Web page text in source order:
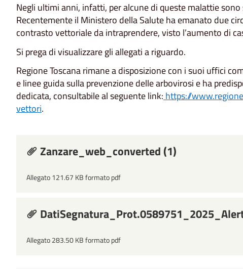
Negli ultimi anni, infatti, per alcune di queste malattie
Recentemente il Ministero della Salute ha emanato due
contrasto vettoriale da intraprendere, visto l’aumento di
Si prega di visualizzare gli allegati a riguardo.
Regione Toscana rimane a disposizione con i suoi uffici
e linee guida sulla prevenzione delle arbovirosi e ha
dedicata, consultabile al seguente link: https://
vettori.
Zanzare_web_converted (1)
Allegato 121.67 KB formato pdf
Allegato 283.50 KB formato pdf